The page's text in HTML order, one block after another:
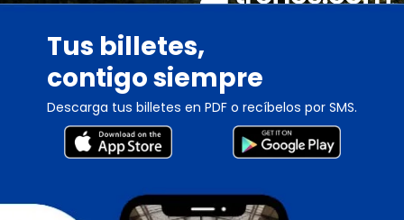
Tus billetes,
contigo siempre
Descarga tus billetes en PDF o recíbelos por SMS.